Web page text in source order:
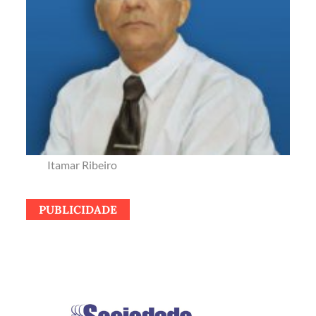
Itamar Ribeiro
PUBLICIDADE